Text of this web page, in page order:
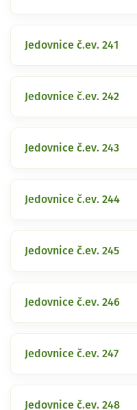
Jedovnice č.ev. 241
Jedovnice č.ev. 242
Jedovnice č.ev. 243
Jedovnice č.ev. 244
Jedovnice č.ev. 245
Jedovnice č.ev. 246
Jedovnice č.ev. 247
Jedovnice č.ev. 248